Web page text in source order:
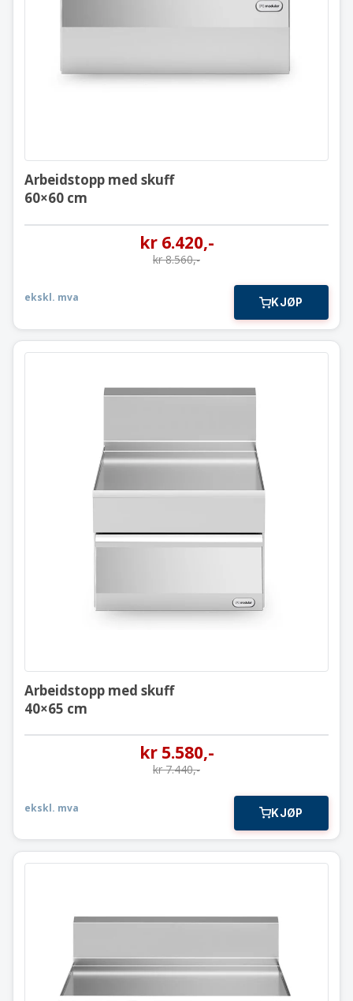
Arbeidstopp med skuff
Arbeidstopp med skuff
60×60 cm
kr6.420,-
kr8.560,-
ekskl. mva KJØP
40×65 cm
Arbeidstopp med skuff
40×65 cm
kr5.580,-
kr7.440,-
ekskl. mva KJØP